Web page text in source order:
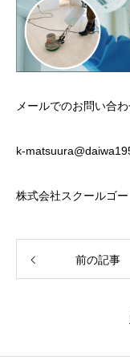
メールでのお問い合
k-
株式会社スクールゴ
前の記事